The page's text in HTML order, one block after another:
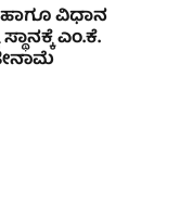
ವಿಧಾನ
ಎಂ.ಕೆ.